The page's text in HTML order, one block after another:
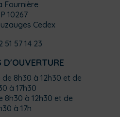
Fournière
10267
Cedex
51 57 14 23
D'OUVERTURE
8h30 à 12h30 et de
à 17h30
8h30 à 12h30 et de
à 17h